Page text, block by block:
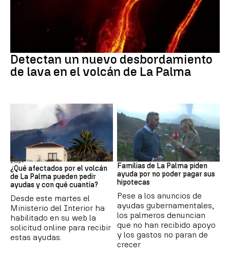
Detectan un nuevo desbordamiento
de lava en el volcán de La Palma
Erupción volcánica de La Palma de
2021
¿Qué afectados por el volcán
de La Palma pueden pedir
ayudas y con qué cuantía?
Desde este martes el
Ministerio del Interior ha
habilitado en su web la
solicitud online para recibir
estas ayudas.
Desesperación
Familias de La Palma piden
ayuda por no poder pagar sus
hipotecas
Pese a los anuncios de
ayudas gubernamentales,
los palmeros denuncian
que no han recibido apoyo
y los gastos no paran de
crecer